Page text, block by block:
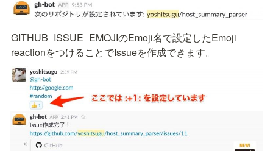
GITHUB_ISSUE_EMOJIのEmoji名で設定したEmoji
reactionをつけることでIssueを作成できます。